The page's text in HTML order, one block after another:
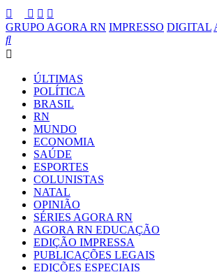
GRUPO AGORA RN IMPRESSO DIGITAL
ÚLTIMAS
POLÍTICA
BRASIL
RN
MUNDO
ECONOMIA
SAÚDE
ESPORTES
COLUNISTAS
NATAL
OPINIÃO
SÉRIES AGORA RN
AGORA RN EDUCAÇÃO
EDIÇÃO IMPRESSA
PUBLICAÇÕES LEGAIS
EDIÇÕES ESPECIAIS